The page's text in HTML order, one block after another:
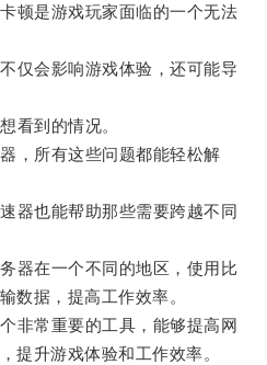
是游戏玩家面临的一个无法
会影响游戏体验，还可能导
到的情况。
所有这些问题都能轻松解
也能帮助那些需要跨越不同
在一个不同的地区，使用比
数据，提高工作效率。
常重要的工具，能够提高网
提升游戏体验和工作效率。